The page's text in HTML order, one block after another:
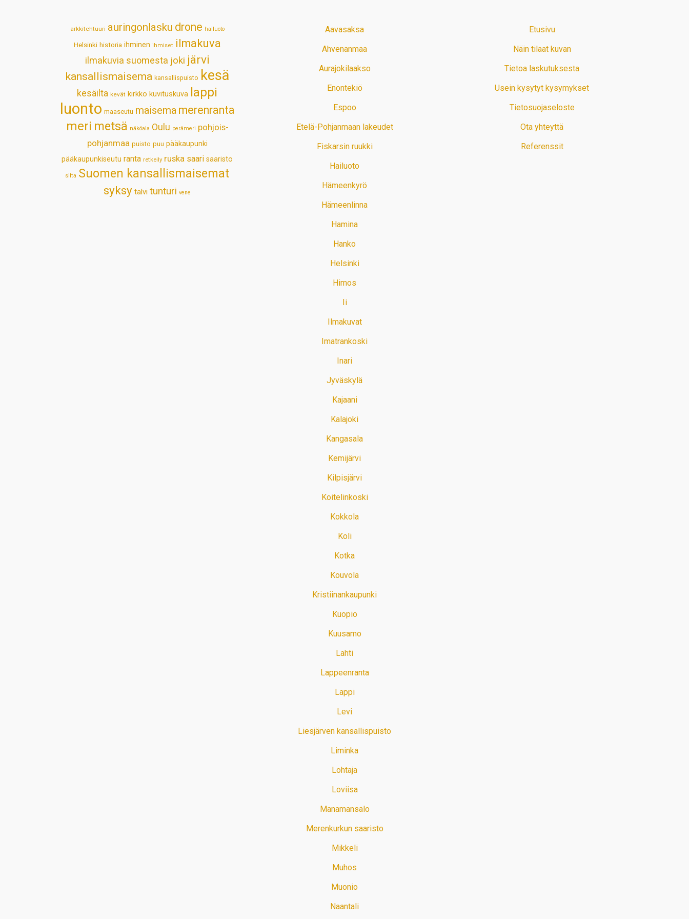
arkkitehtuuri auringonlasku drone hailuoto
Helsinki historia ihminen ihmiset ilmakuva
ilmakuvia suomesta joki järvi
kansallismaisema kansallispuisto kesä
kesäilta kevät kirkko kuvituskuva lappi
luonto maaseutu maisema merenranta
meri metsä näköala Oulu perämeri pohjois-
pohjanmaa puisto puu pääkaupunki
pääkaupunkiseutu ranta retkeily ruska saari saaristo
silta Suomen kansallismaisemat
syksy talvi tunturi vene
Aavasaksa
Ahvenanmaa
Aurajokilaakso
Enontekiö
Espoo
Etelä-Pohjanmaan lakeudet
Fiskarsin ruukki
Hailuoto
Hämeenkyrö
Hämeenlinna
Hamina
Hanko
Helsinki
Himos
Ii
Ilmakuvat
Imatrankoski
Inari
Jyväskylä
Kajaani
Kalajoki
Kangasala
Kemijärvi
Kilpisjärvi
Koitelinkoski
Kokkola
Koli
Kotka
Kouvola
Kristiinankaupunki
Kuopio
Kuusamo
Lahti
Lappeenranta
Lappi
Levi
Liesjärven kansallispuisto
Liminka
Lohtaja
Loviisa
Manamansalo
Merenkurkun saaristo
Mikkeli
Muhos
Muonio
Naantali
Etusivu
Näin tilaat kuvan
Tietoa laskutuksesta
Usein kysytyt kysymykset
Tietosuojaseloste
Ota yhteyttä
Referenssit